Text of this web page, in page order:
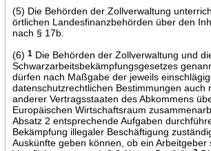
(5) Die Behörden der Zollverwaltung
örtlichen Landesfinanzbehörden über den
nach § 17b.
(6) 1Die Behörden der Zollverwaltung und
Schwarzarbeitsbekämpfungsgesetzes
dürfen nach Maßgabe der jeweils
datenschutzrechtlichen Bestimmungen auch
anderer Vertragsstaaten des Abkommens
Europäischen Wirtschaftsraum
Absatz 2 entsprechende Aufgaben
Bekämpfung illegaler Beschäftigung
Auskünfte geben können, ob ein Arbeitgeber